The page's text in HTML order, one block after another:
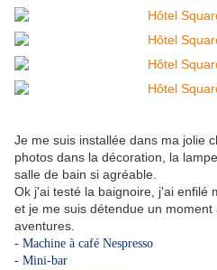
Je me suis installée dans ma jolie
photos dans la décoration, la
salle de bain si agréable.
Ok j'ai testé la baignoire, j'ai enfilé
et je me suis détendue un
aventures.
- Machine à café Nespresso
- Mini-bar